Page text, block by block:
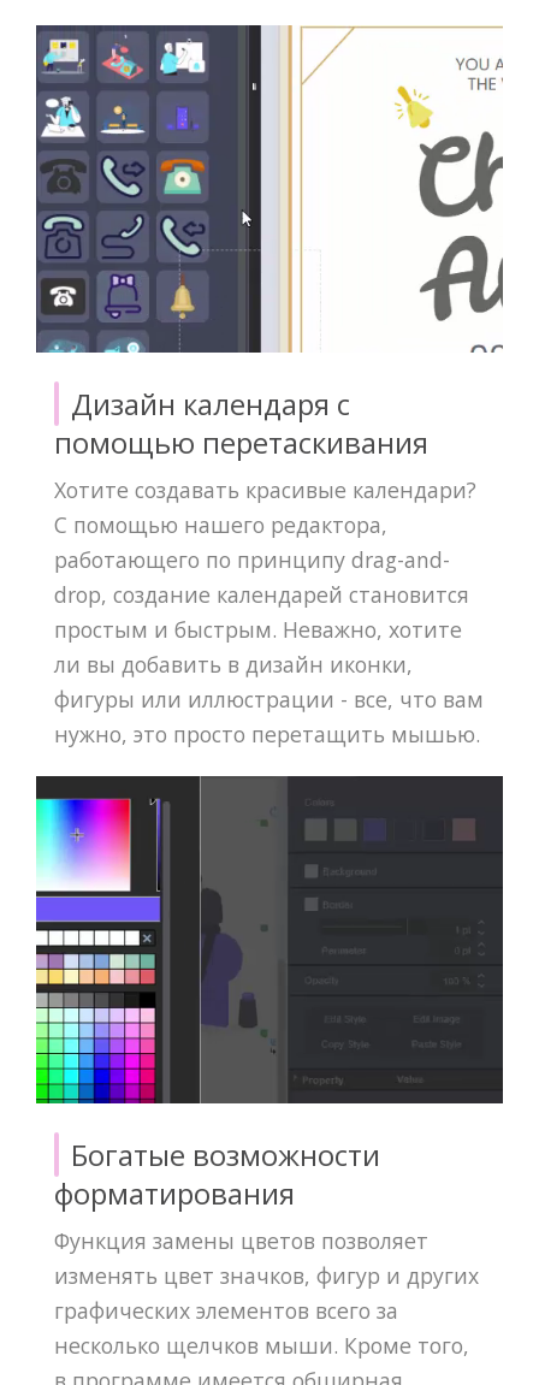
Дизайн календаря с
помощью перетаскивания
Хотите создавать красивые календари?
С помощью нашего редактора,
работающего по принципу drag-and-
drop, создание календарей становится
простым и быстрым. Неважно, хотите
ли вы добавить в дизайн иконки,
фигуры или иллюстрации - все, что вам
нужно, это просто перетащить мышью.
Богатые возможности
форматирования
Функция замены цветов позволяет
изменять цвет значков, фигур и других
графических элементов всего за
несколько щелчков мыши. Кроме того,